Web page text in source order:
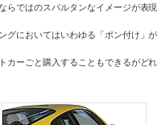
らではのスパルタンなイメージが表現
グにおいてはいわゆる「ポン付け」が
カーごと購入することもできるがどれ